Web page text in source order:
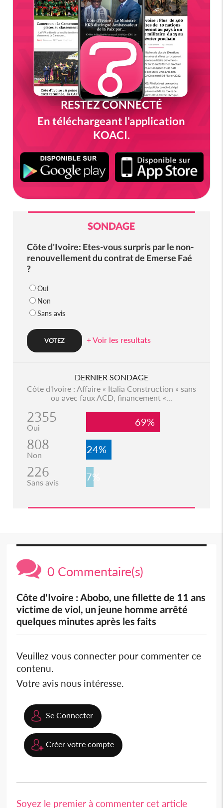
RESTEZ CONNECTÉ
En téléchargeant l'application
KOACI.
SONDAGE
Côte d'Ivoire: Etes-vous surpris par le non-
renouvellement du contrat de Emerse Faé
?
Oui
Non
Sans avis
+ Voir les resultats
DERNIER SONDAGE
Côte d'Ivoire : Affaire « Italia Construction » sans
ou avec faux ACD, financement «...
2355
Oui 69%
808
Non 24%
226
Sans avis 7%
0 Commentaire(s)
Côte d'Ivoire : Abobo, une fillette de 11 ans
victime de viol, un jeune homme arrêté
quelques minutes après les faits
Veuillez vous connecter pour commenter ce
contenu.
Votre avis nous intéresse.
Se Connecter
Créer votre compte
Soyez le premier à commenter cet article